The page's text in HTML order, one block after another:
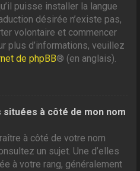
puisse installer la langue
désirée n’existe pas,
volontaire et commencer
plus d’informations, veuillez
de phpBB® (en anglais).
à côté de mon nom
à côté de votre nom
un sujet. Une d’elles
à votre rang, généralement